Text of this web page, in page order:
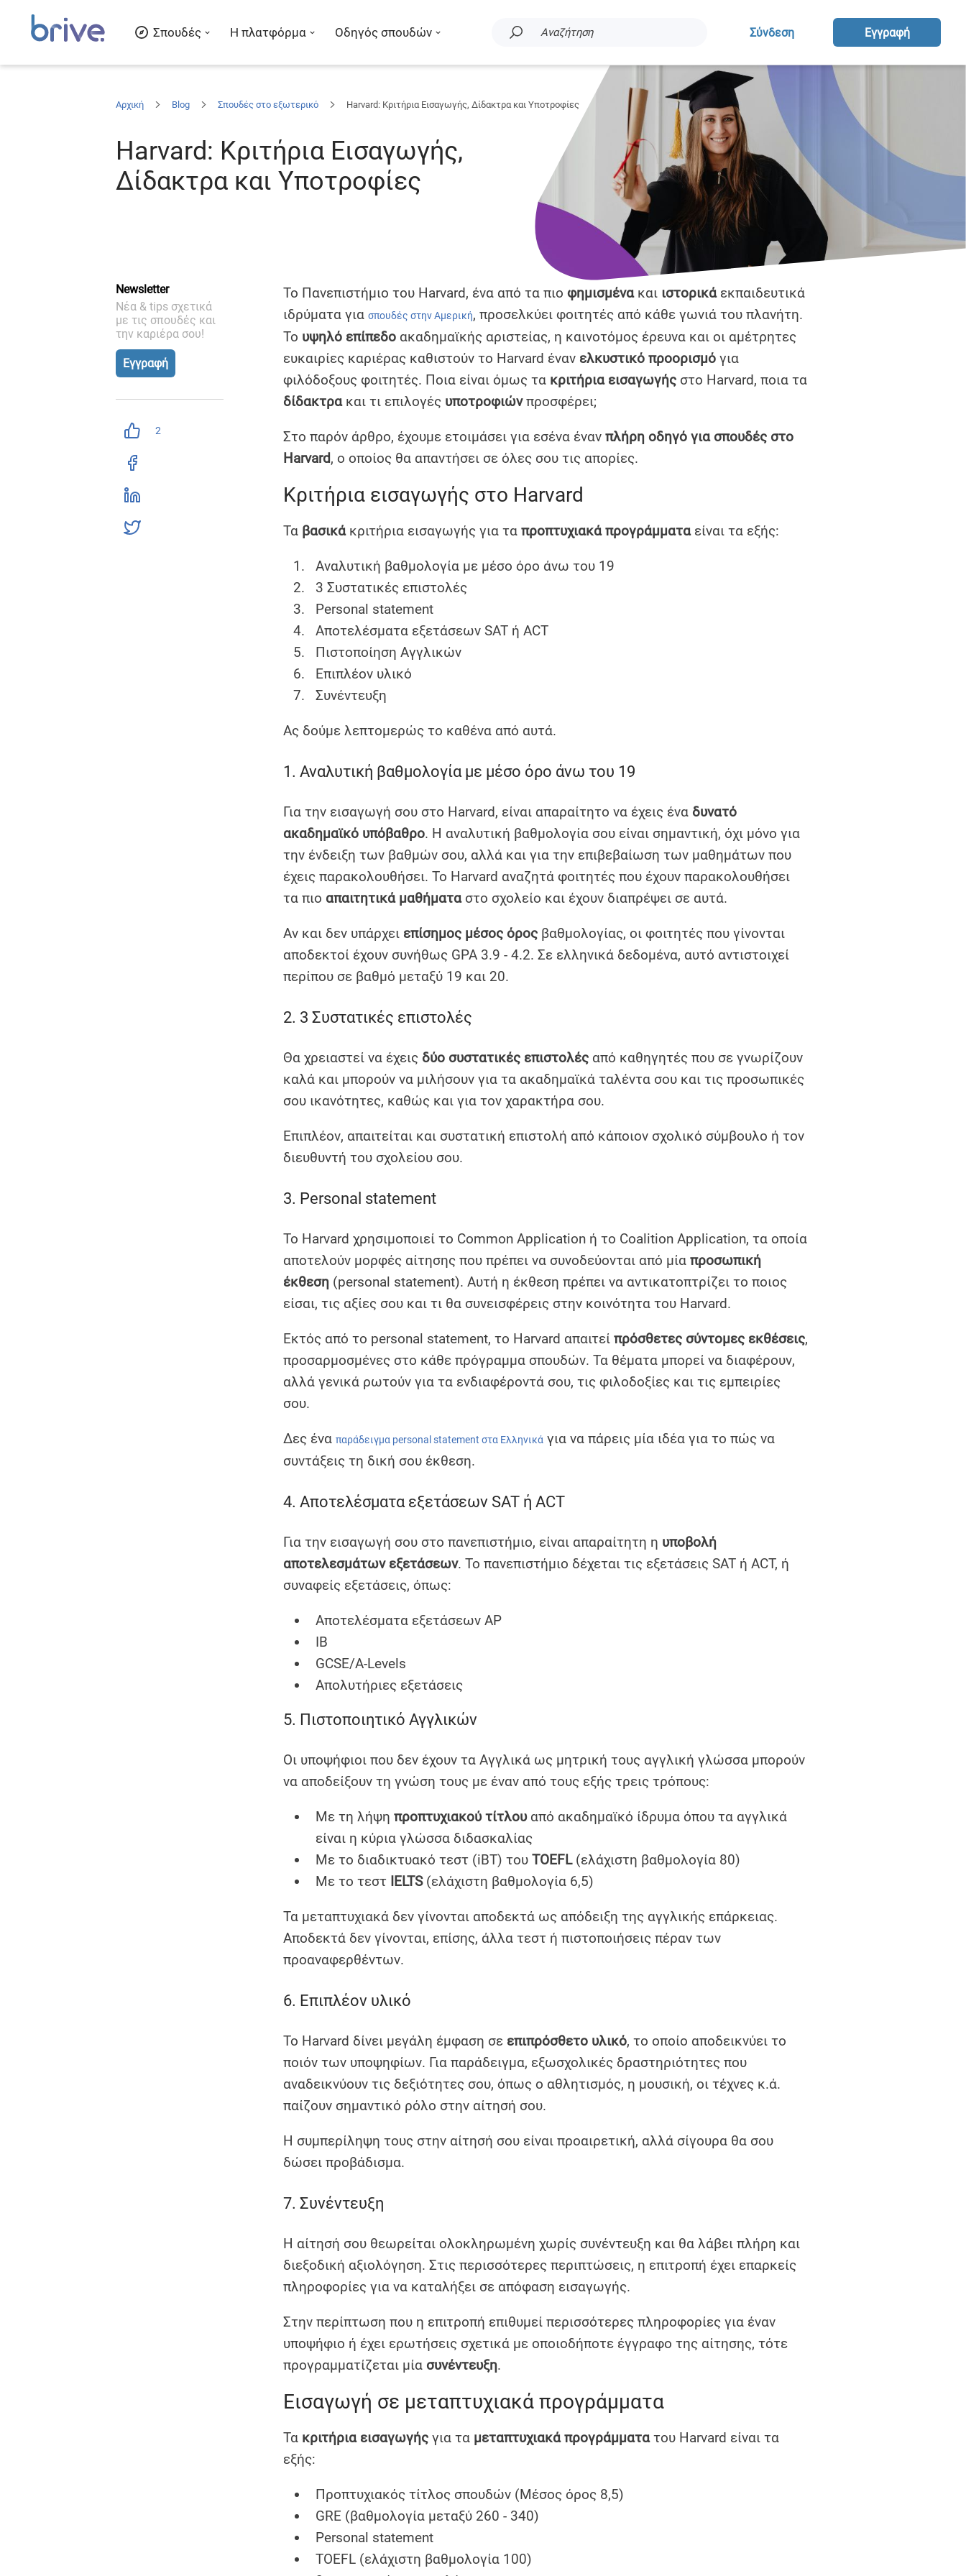
Σπουδές Η πλατφόρμα Οδηγός σπουδών Αναζήτηση Σύνδεση Eγγραφή
Αρχική Blog Σπουδές στο εξωτερικό Harvard: Κριτήρια Εισαγωγής, Δίδακτρα και Υποτροφίες
Harvard: Κριτήρια Εισαγωγής,
Δίδακτρα και Υποτροφίες
Newsletter
Νέα & tips σχετικά
με τις σπουδές και
την καριέρα σου!
Εγγραφή
2
Το Πανεπιστήμιο του Harvard, ένα από τα πιο φημισμένακαι ιστορικάεκπαιδευτικά
ιδρύματα για σπουδές στην Αμερική, προσελκύει φοιτητές από κάθε γωνιά του πλανήτη.
Το υψηλό επίπεδο ακαδημαϊκής αριστείας, η καινοτόμος έρευνα και οι αμέτρητες
ευκαιρίες καριέρας καθιστούν το Harvard έναν ελκυστικό προορισμό για
φιλόδοξους φοιτητές. Ποια είναι όμως τα κριτήρια εισαγωγής στο Harvard, ποια τα
δίδακτρακαι τι επιλογές υποτροφιώνπροσφέρει;
Στο παρόν άρθρο, έχουμε ετοιμάσει για εσένα έναν πλήρη οδηγό για σπουδές στο
Harvard, ο οποίος θα απαντήσει σε όλες σου τις απορίες.
Κριτήρια εισαγωγής στο Harvard
Τα βασικάκριτήρια εισαγωγής για τα προπτυχιακά προγράμματαείναι τα εξής:
Αναλυτική βαθμολογία με μέσο όρο άνω του 19
3 Συστατικές επιστολές
Personal statement
Αποτελέσματα εξετάσεων SAT ή ACT
Πιστοποίηση Αγγλικών
Επιπλέον υλικό
Συνέντευξη
Ας δούμε λεπτομερώς το καθένα από αυτά.
1. Αναλυτική βαθμολογία με μέσο όρο άνω του 19
Για την εισαγωγή σου στο Harvard, είναι απαραίτητο να έχεις ένα δυνατό
ακαδημαϊκό υπόβαθρο. Η αναλυτική βαθμολογία σου είναι σημαντική, όχι μόνο για
την ένδειξη των βαθμών σου, αλλά και για την επιβεβαίωση των μαθημάτων που
έχεις παρακολουθήσει. Το Harvard αναζητά φοιτητές που έχουν παρακολουθήσει
τα πιο απαιτητικά μαθήματαστο σχολείο και έχουν διαπρέψει σε αυτά.
Αν και δεν υπάρχει επίσημος μέσος όρος βαθμολογίας, οι φοιτητές που γίνονται
αποδεκτοί έχουν συνήθως GPA 3.9 - 4.2. Σε ελληνικά δεδομένα, αυτό αντιστοιχεί
περίπου σε βαθμό μεταξύ 19 και 20.
2. 3 Συστατικές επιστολές
Θα χρειαστεί να έχεις δύο συστατικές επιστολές από καθηγητές που σε γνωρίζουν
καλά και μπορούν να μιλήσουν για τα ακαδημαϊκά ταλέντα σου και τις προσωπικές
σου ικανότητες, καθώς και για τον χαρακτήρα σου.
Επιπλέον, απαιτείται και συστατική επιστολή από κάποιον σχολικό σύμβουλο ή τον
διευθυντή του σχολείου σου.
3. Personal statement
Το Harvard χρησιμοποιεί το Common Application ή το Coalition Application, τα οποία
αποτελούν μορφές αίτησης που πρέπει να συνοδεύονται από μία προσωπική
έκθεση (personal statement). Αυτή η έκθεση πρέπει να αντικατοπτρίζει το ποιος
είσαι, τις αξίες σου και τι θα συνεισφέρεις στην κοινότητα του Harvard.
Εκτός από το personal statement, το Harvard απαιτεί πρόσθετες σύντομες εκθέσεις,
προσαρμοσμένες στο κάθε πρόγραμμα σπουδών. Τα θέματα μπορεί να διαφέρουν,
αλλά γενικά ρωτούν για τα ενδιαφέροντά σου, τις φιλοδοξίες και τις εμπειρίες
σου.
Δες ένα παράδειγμα personal statement στα Ελληνικά για να πάρεις μία ιδέα για το πώς να
συντάξεις τη δική σου έκθεση.
4. Αποτελέσματα εξετάσεων SAT ή ACT
Για την εισαγωγή σου στο πανεπιστήμιο, είναι απαραίτητη η υποβολή
αποτελεσμάτων εξετάσεων. Το πανεπιστήμιο δέχεται τις εξετάσεις SAT ή ACT, ή
συναφείς εξετάσεις, όπως:
Αποτελέσματα εξετάσεων AP
IB
GCSE/A-Levels
Απολυτήριες εξετάσεις
5. Πιστοποιητικό Αγγλικών
Οι υποψήφιοι που δεν έχουν τα Αγγλικά ως μητρική τους αγγλική γλώσσα μπορούν
να αποδείξουν τη γνώση τους με έναν από τους εξής τρεις τρόπους:
Με τη λήψη προπτυχιακού τίτλουαπό ακαδημαϊκό ίδρυμα όπου τα αγγλικά
είναι η κύρια γλώσσα διδασκαλίας
Με το διαδικτυακό τεστ (iBT) του TOEFL(ελάχιστη βαθμολογία 80)
Με το τεστ IELTS(ελάχιστη βαθμολογία 6,5)
Τα μεταπτυχιακά δεν γίνονται αποδεκτά ως απόδειξη της αγγλικής επάρκειας.
Αποδεκτά δεν γίνονται, επίσης, άλλα τεστ ή πιστοποιήσεις πέραν των
προαναφερθέντων.
6. Επιπλέον υλικό
Το Harvard δίνει μεγάλη έμφαση σε επιπρόσθετο υλικό, το οποίο αποδεικνύει το
ποιόν των υποψηφίων. Για παράδειγμα, εξωσχολικές δραστηριότητες που
αναδεικνύουν τις δεξιότητες σου, όπως ο αθλητισμός, η μουσική, οι τέχνες κ.ά.
παίζουν σημαντικό ρόλο στην αίτησή σου.
Η συμπερίληψη τους στην αίτησή σου είναι προαιρετική, αλλά σίγουρα θα σου
δώσει προβάδισμα.
7. Συνέντευξη
Η αίτησή σου θεωρείται ολοκληρωμένη χωρίς συνέντευξη και θα λάβει πλήρη και
διεξοδική αξιολόγηση. Στις περισσότερες περιπτώσεις, η επιτροπή έχει επαρκείς
πληροφορίες για να καταλήξει σε απόφαση εισαγωγής.
Στην περίπτωση που η επιτροπή επιθυμεί περισσότερες πληροφορίες για έναν
υποψήφιο ή έχει ερωτήσεις σχετικά με οποιοδήποτε έγγραφο της αίτησης, τότε
προγραμματίζεται μία συνέντευξη.
Εισαγωγή σε μεταπτυχιακά προγράμματα
Τα κριτήρια εισαγωγής για τα μεταπτυχιακά προγράμματατου Harvard είναι τα
εξής:
Προπτυχιακός τίτλος σπουδών (Μέσος όρος 8,5)
GRE (βαθμολογία μεταξύ 260 - 340)
Personal statement
TOEFL (ελάχιστη βαθμολογία 100)